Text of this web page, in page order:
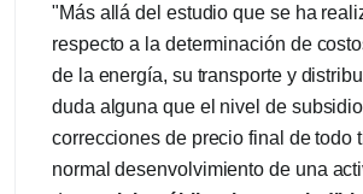
"Más allá del estudio que se ha
respecto a la determinación de
de la energía, su transporte y
duda alguna que el nivel de
correcciones de precio final de todo
normal desenvolvimiento de una